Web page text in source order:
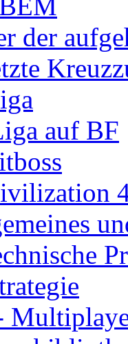
der
auf BF